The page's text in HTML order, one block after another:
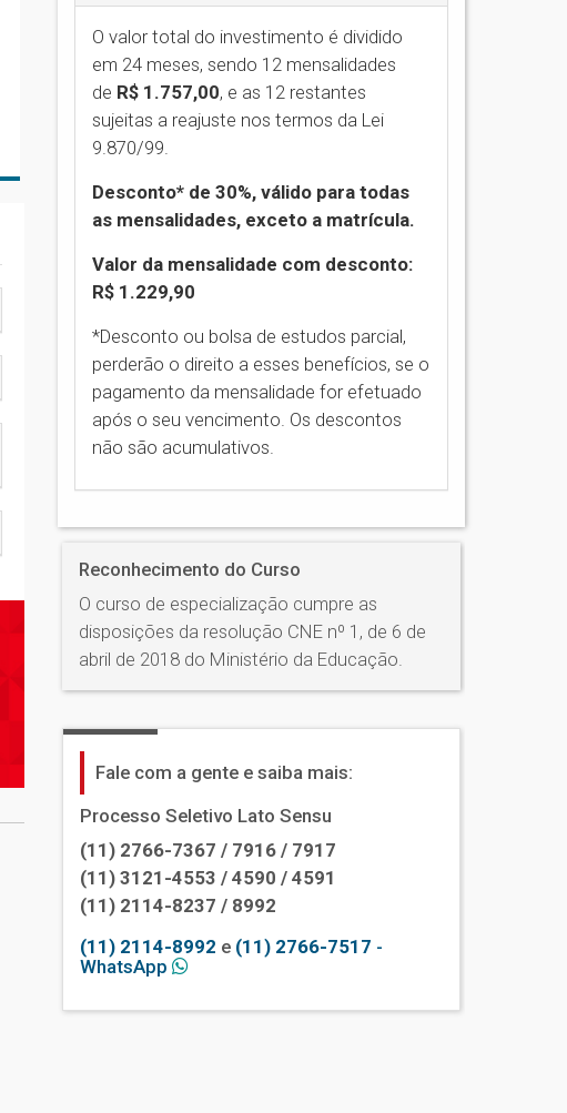
O valor total do investimento é dividido
em 24 meses, sendo 12 mensalidades
de R$ 1.757,00, e as 12 restantes
sujeitas a reajuste nos termos da Lei
9.870/99.
Desconto* de 30%, válido para todas
as mensalidades, exceto a matrícula.
Valor da mensalidade com desconto:
R$ 1.229,90
*Desconto ou bolsa de estudos parcial,
perderão o direito a esses benefícios, se o
pagamento da mensalidade for efetuado
após o seu vencimento. Os descontos
não são acumulativos.
Reconhecimento do Curso
O curso de especialização cumpre as
disposições da resolução CNE nº 1, de 6 de
abril de 2018 do Ministério da Educação.
Fale com a gente e saiba mais:
Processo Seletivo Lato Sensu
(11) 2766-7367 / 7916 / 7917
(11) 3121-4553 / 4590 / 4591
(11) 2114-8237 / 8992
(11) 2114-8992 e (11) 2766-7517 -
WhatsApp